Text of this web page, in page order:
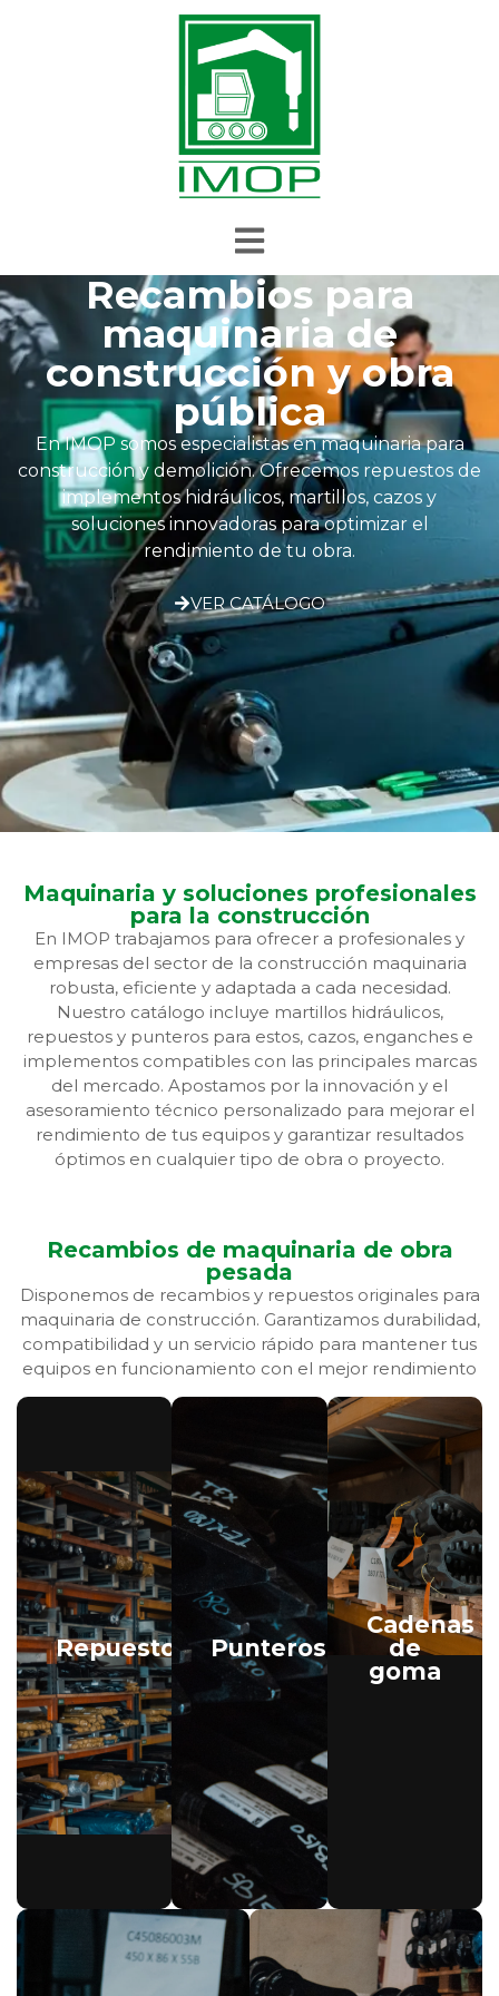
Recambios para
maquinaria de
construcción y obra
pública
En IMOP somos especialistas en maquinaria para
construcción y demolición. Ofrecemos repuestos de
implementos hidráulicos, martillos, cazos y
soluciones innovadoras para optimizar el
rendimiento de tu obra.
VER CATÁLOGO
Maquinaria y soluciones profesionales
para la construcción
En IMOP trabajamos para ofrecer a profesionales y
empresas del sector de la construcción maquinaria
robusta, eficiente y adaptada a cada necesidad.
Nuestro catálogo incluye martillos hidráulicos,
repuestos y punteros para estos, cazos, enganches e
implementos compatibles con las principales marcas
del mercado. Apostamos por la innovación y el
asesoramiento técnico personalizado para mejorar el
rendimiento de tus equipos y garantizar resultados
óptimos en cualquier tipo de obra o proyecto.
Recambios de maquinaria de obra
pesada
Disponemos de recambios y repuestos originales para
maquinaria de construcción. Garantizamos durabilidad,
compatibilidad y un servicio rápido para mantener tus
equipos en funcionamiento con el mejor rendimiento
Repuestos
Descubre
nuestra
gama
Punteros
Encuentra
punteros
de alta
Cadenas
de
goma
Cadenas
de
goma